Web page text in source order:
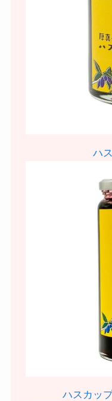
ハ
ハスカッ